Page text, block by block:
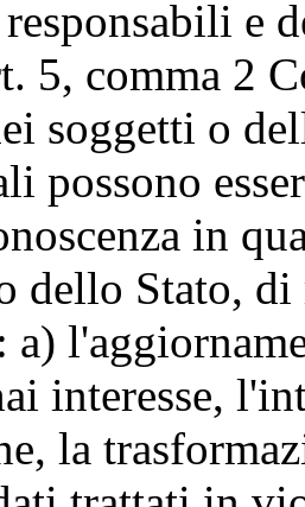
e
5, comma 2
soggetti o
possono
in
dello Stato,
a)
interesse,
la